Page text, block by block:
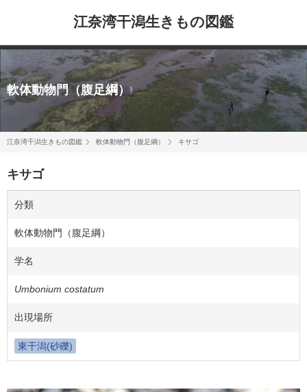
江奈湾干潟生きもの図鑑
軟体動物門（腹足綱）
江奈湾干潟生きもの図鑑 軟体動物門（腹足綱） キサゴ
キサゴ
分類
軟体動物門（腹足綱）
学名
Umbonium costatum
出現場所
東干潟(砂礫)